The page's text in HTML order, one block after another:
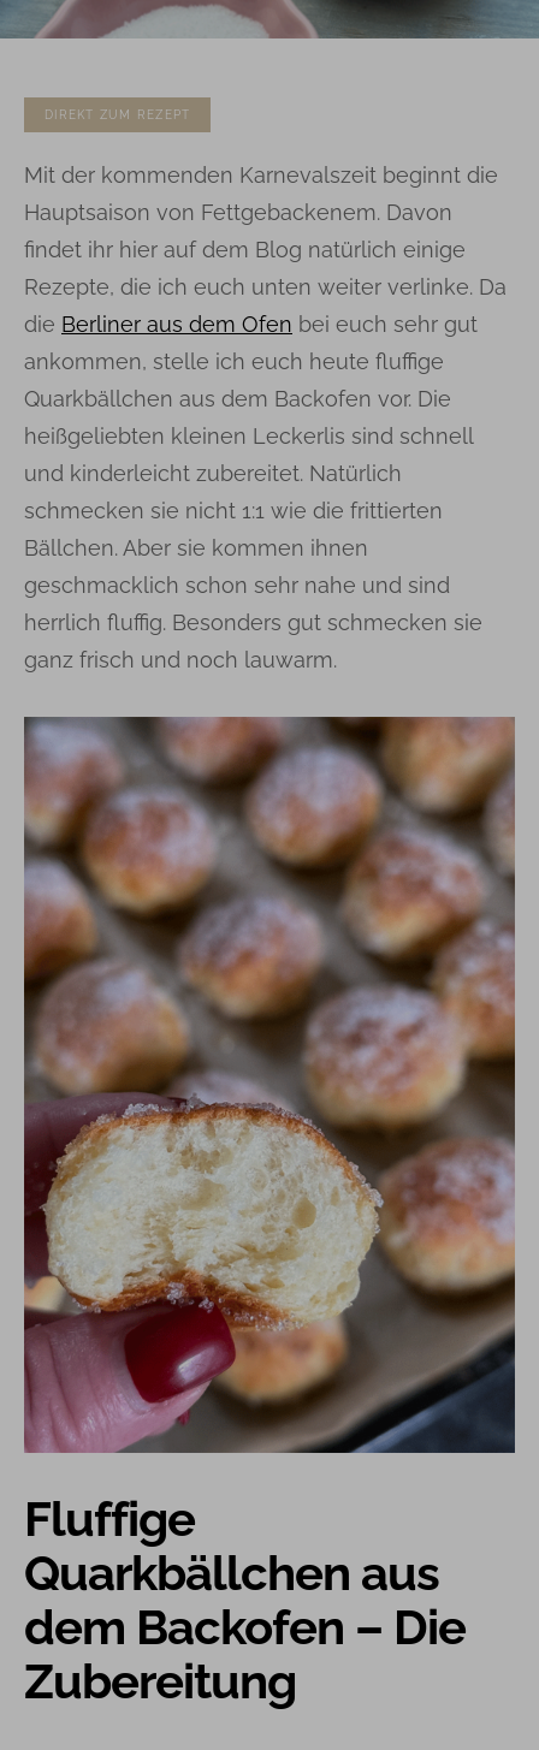
DIREKT ZUM REZEPT
Mit der kommenden Karnevalszeit beginnt die
Hauptsaison von Fettgebackenem. Davon
findet ihr hier auf dem Blog natürlich einige
Rezepte, die ich euch unten weiter verlinke. Da
die Berliner aus dem Ofen bei euch sehr gut
ankommen, stelle ich euch heute fluffige
Quarkbällchen aus dem Backofen vor. Die
heißgeliebten kleinen Leckerlis sind schnell
und kinderleicht zubereitet. Natürlich
schmecken sie nicht 1:1 wie die frittierten
Bällchen. Aber sie kommen ihnen
geschmacklich schon sehr nahe und sind
herrlich fluffig. Besonders gut schmecken sie
ganz frisch und noch lauwarm.
Fluffige
Quarkbällchen aus
dem Backofen – Die
Zubereitung